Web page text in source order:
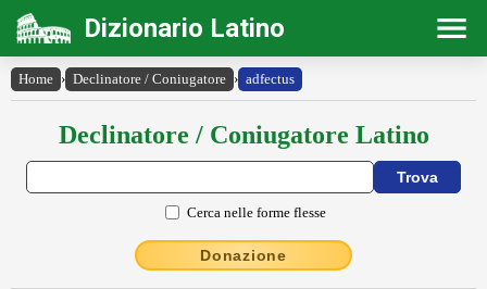
Dizionario Latino
Home › Declinatore / Coniugatore › adfectus
Declinatore / Coniugatore Latino
Cerca nelle forme flesse
Donazione